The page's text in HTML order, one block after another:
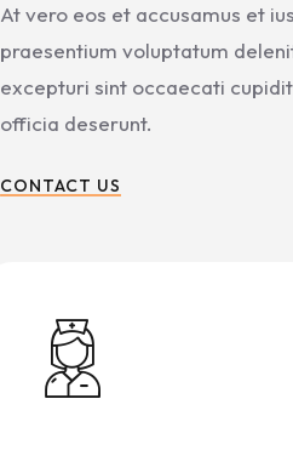
At vero eos et accusamus et
praesentium voluptatum
excepturi sint occaecati
officia deserunt.
CONTACT US